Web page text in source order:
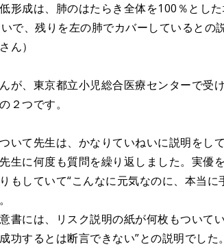
形成は、肺のはたらき全体を100％とし
で、残りを左の肺でカバーしていると
ん）
が、東京都立小児総合医療センターで受
２つです。
ついて先生は、かなりていねいに説明をし
生に何度も質問を繰り返しました。実優
もしていて“こんなに元気なのに、本当
書には、リスク説明の紙が何枚もついて
功するとは断言できない”との説明でした。